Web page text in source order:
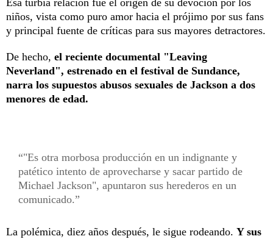
Esa turbia relación fue el origen de su devoción por los
niños, vista como puro amor hacia el prójimo por sus fans
y principal fuente de críticas para sus mayores detractores.
De hecho, el reciente documental "Leaving
Neverland", estrenado en el festival de Sundance,
narra los supuestos abusos sexuales de Jackson a dos
menores de edad.
"Es otra morbosa producción en un indignante y
patético intento de aprovecharse y sacar partido de
Michael Jackson", apuntaron sus herederos en un
comunicado.
La polémica, diez años después, le sigue rodeando. Y sus